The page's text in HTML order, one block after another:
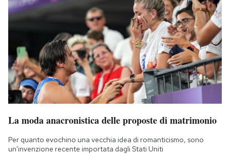
La moda anacronistica delle proposte di matrimonio
Per quanto evochino una vecchia idea di romanticismo, sono
un'invenzione recente importata dagli Stati Uniti